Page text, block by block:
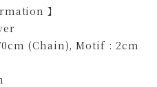
】
(Chain), Motif : 2cm